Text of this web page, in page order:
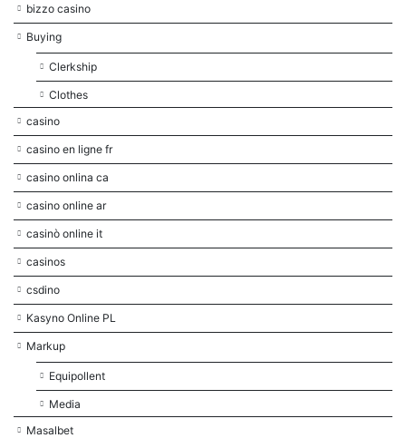
bizzo casino
Buying
Clerkship
Clothes
casino
casino en ligne fr
casino onlina ca
casino online ar
casinò online it
casinos
csdino
Kasyno Online PL
Markup
Equipollent
Media
Masalbet